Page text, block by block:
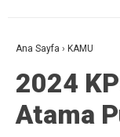
Ana Sayfa › KAMU
2024
Atama